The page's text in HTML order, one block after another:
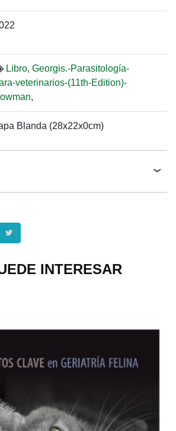
Libro, Georgis.-Parasitología-
veterinarios-(11th-Edition)-
,
Blanda (28x22x0cm)
INTERESAR